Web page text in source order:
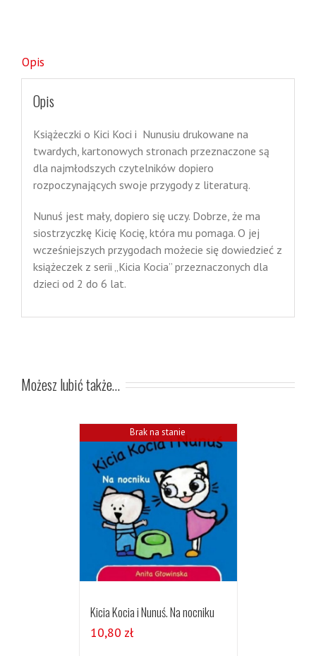
Opis
Opis
Książeczki o Kici Koci i Nunusiu drukowane na
twardych, kartonowych stronach przeznaczone są
dla najmłodszych czytelników dopiero
rozpoczynających swoje przygody z literaturą.
Nunuś jest mały, dopiero się uczy. Dobrze, że ma
siostrzyczkę Kicię Kocię, która mu pomaga. O jej
wcześniejszych przygodach możecie się dowiedzieć z
książeczek z serii „Kicia Kocia” przeznaczonych dla
dzieci od 2 do 6 lat.
Możesz lubić także…
Brak na stanie
Kicia Kocia i Nunuś. Na nocniku
10,80 zł